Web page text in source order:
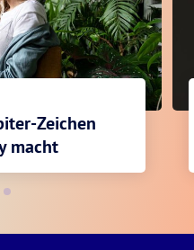
Zeichen
macht